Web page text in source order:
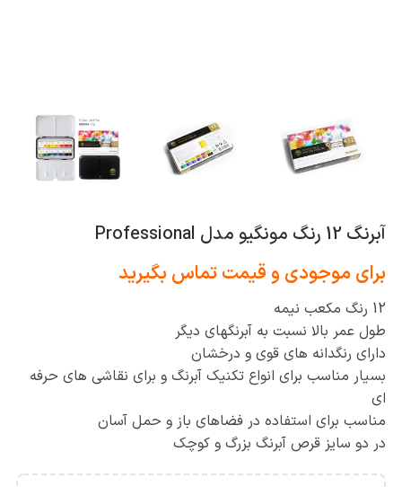
آبرنگ 12 رنگ مونگیو مدل Professional
برای موجودی و قیمت تماس بگیرید
12 رنگ مکعب نیمه
طول عمر بالا نسبت به آبرنگهای دیگر
دارای رنگدانه های قوی و درخشان
بسیار مناسب برای انواع تکنیک آبرنگ و برای نقاشی های حرفه
ای
مناسب برای استفاده در فضاهای باز و حمل آسان
در دو سایز قرص آبرنگ بزرگ و کوچک